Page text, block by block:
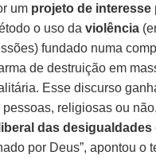
um projeto de interesse
o uso daviolência
fundado numa
de destruição em
Esse discurso
religiosas ou
das desigualdades
por Deus”, apontou o